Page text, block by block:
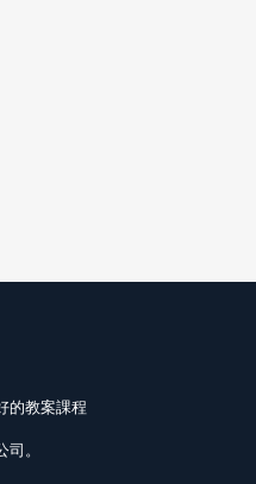
的教案課程
。